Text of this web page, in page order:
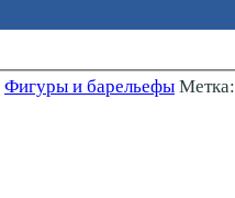
Фигуры и барельефы